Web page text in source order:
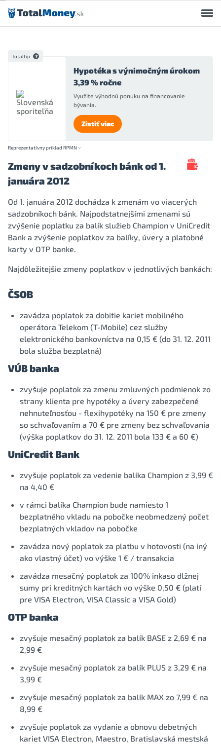
Preskočiť na obsah
Totaltip
Hypotéka s výnimočným úrokom
3,39 % ročne
Využite výhodnú ponuku na financovanie
bývania.
Zistiť viac
Reprezentatívny príklad RPMN
Zmeny v sadzobníkoch bánk od 1.
januára 2012
Od 1. januára 2012 dochádza k zmenám vo viacerých
sadzobníkoch bánk. Najpodstatnejšími zmenami sú
zvýšenie poplatku za balík služieb Champion v UniCredit
Bank a zvýšenie poplatkov za balíky, úvery a platobné
karty v OTP banke.
Najdôležitejšie zmeny poplatkov v jednotlivých bankách:
ČSOB
zavádza poplatok za dobitie kariet mobilného
operátora Telekom (T-Mobile) cez služby
elektronického bankovníctva na 0,15 € (do 31. 12. 2011
bola služba bezplatná)
VÚB banka
zvyšuje poplatok za zmenu zmluvných podmienok zo
strany klienta pre hypotéky a úvery zabezpečené
nehnuteľnosťou - flexihypotéky na 150 € pre zmeny
so schvaľovaním a 70 € pre zmeny bez schvaľovania
(výška poplatkov do 31. 12. 2011 bola 133 € a 60 €)
UniCredit Bank
zvyšuje poplatok za vedenie balíka Champion z 3,99 €
na 4,40 €
v rámci balíka Champion bude namiesto 1
bezplatného vkladu na pobočke neobmedzený počet
bezplatných vkladov na pobočke
zavádza nový poplatok za platbu v hotovosti (na iný
ako vlastný účet) vo výške 1 € / transakcia
zavádza mesačný poplatok za 100% inkaso dlžnej
sumy pri kreditných kartách vo výške 0,50 € (platí
pre VISA Electron, VISA Classic a VISA Gold)
OTP banka
zvyšuje mesačný poplatok za balík BASE z 2,69 € na
2,99 €
zvyšuje mesačný poplatok za balík PLUS z 3,29 € na
3,99 €
zvyšuje mesačný poplatok za balík MAX zo 7,99 € na
8,99 €
zvyšuje poplatok za vydanie a obnovu debetných
kariet VISA Electron, Maestro, Bratislavská mestská